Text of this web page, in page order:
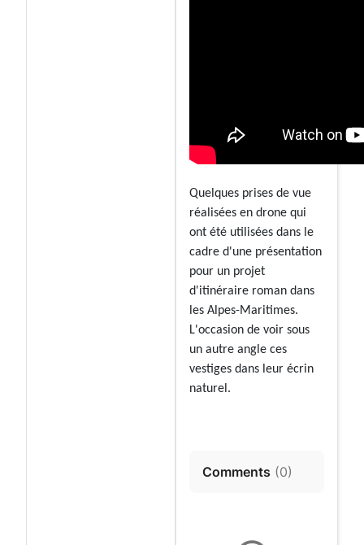
Quelques prises de vue
réalisées en drone qui
ont été utilisées dans le
cadre d'une présentation
pour un projet
d'itinéraire roman dans
les Alpes-Maritimes.
L'occasion de voir sous
un autre angle ces
vestiges dans leur écrin
naturel.
Comments (0)